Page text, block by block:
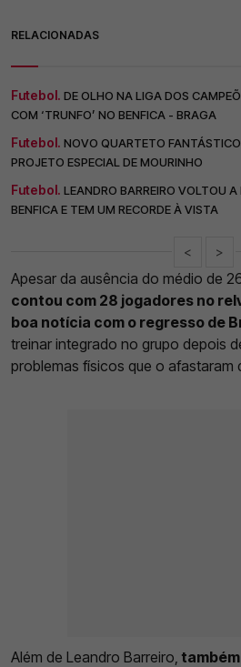
RELACIONADAS
Futebol. DE OLHO NA LIGA DOS
COM ‘TRUNFO’ NO BENFICA - BRAGA
Futebol. NOVO QUARTETO FANTÁSTICO
PROJETO ESPECIAL DE MOURINHO
Futebol. LEANDRO BARREIRO VOLTOU A
BENFICA E TEM UM RECORDE À VISTA
< >
Apesar da ausência do médio de
contou com 28 jogadores no
boa notícia com o regresso de
treinar integrado no grupo depois
problemas físicos que o afastaram
Além de Leandro Barreiro,